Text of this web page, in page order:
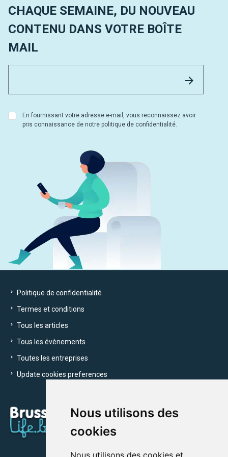
Nous utilisons des
cookies
Nous utilisons des cookies et
CHAQUE SEMAINE, DU NOUVEAU
CONTENU DANS VOTRE BOÎTE
MAIL
En fournissant votre adresse e-mail, vous reconnaissez avoir
pris connaissance de notre politique de confidentialité.
Politique de confidentialité
Termes et conditions
Tous les articles
Tous les évènements
Toutes les entreprises
Update cookies preferences